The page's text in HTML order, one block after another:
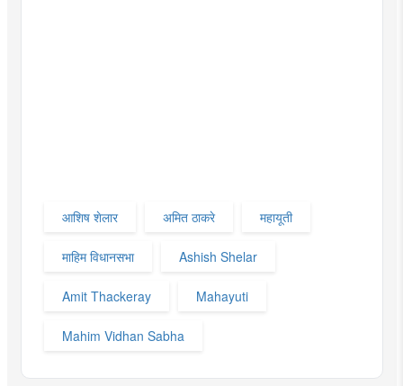
आशिष शेलार अमित ठाकरे महायूती
माहिम विधानसभा Ashish Shelar
Amit Thackeray Mahayuti
Mahim Vidhan Sabha